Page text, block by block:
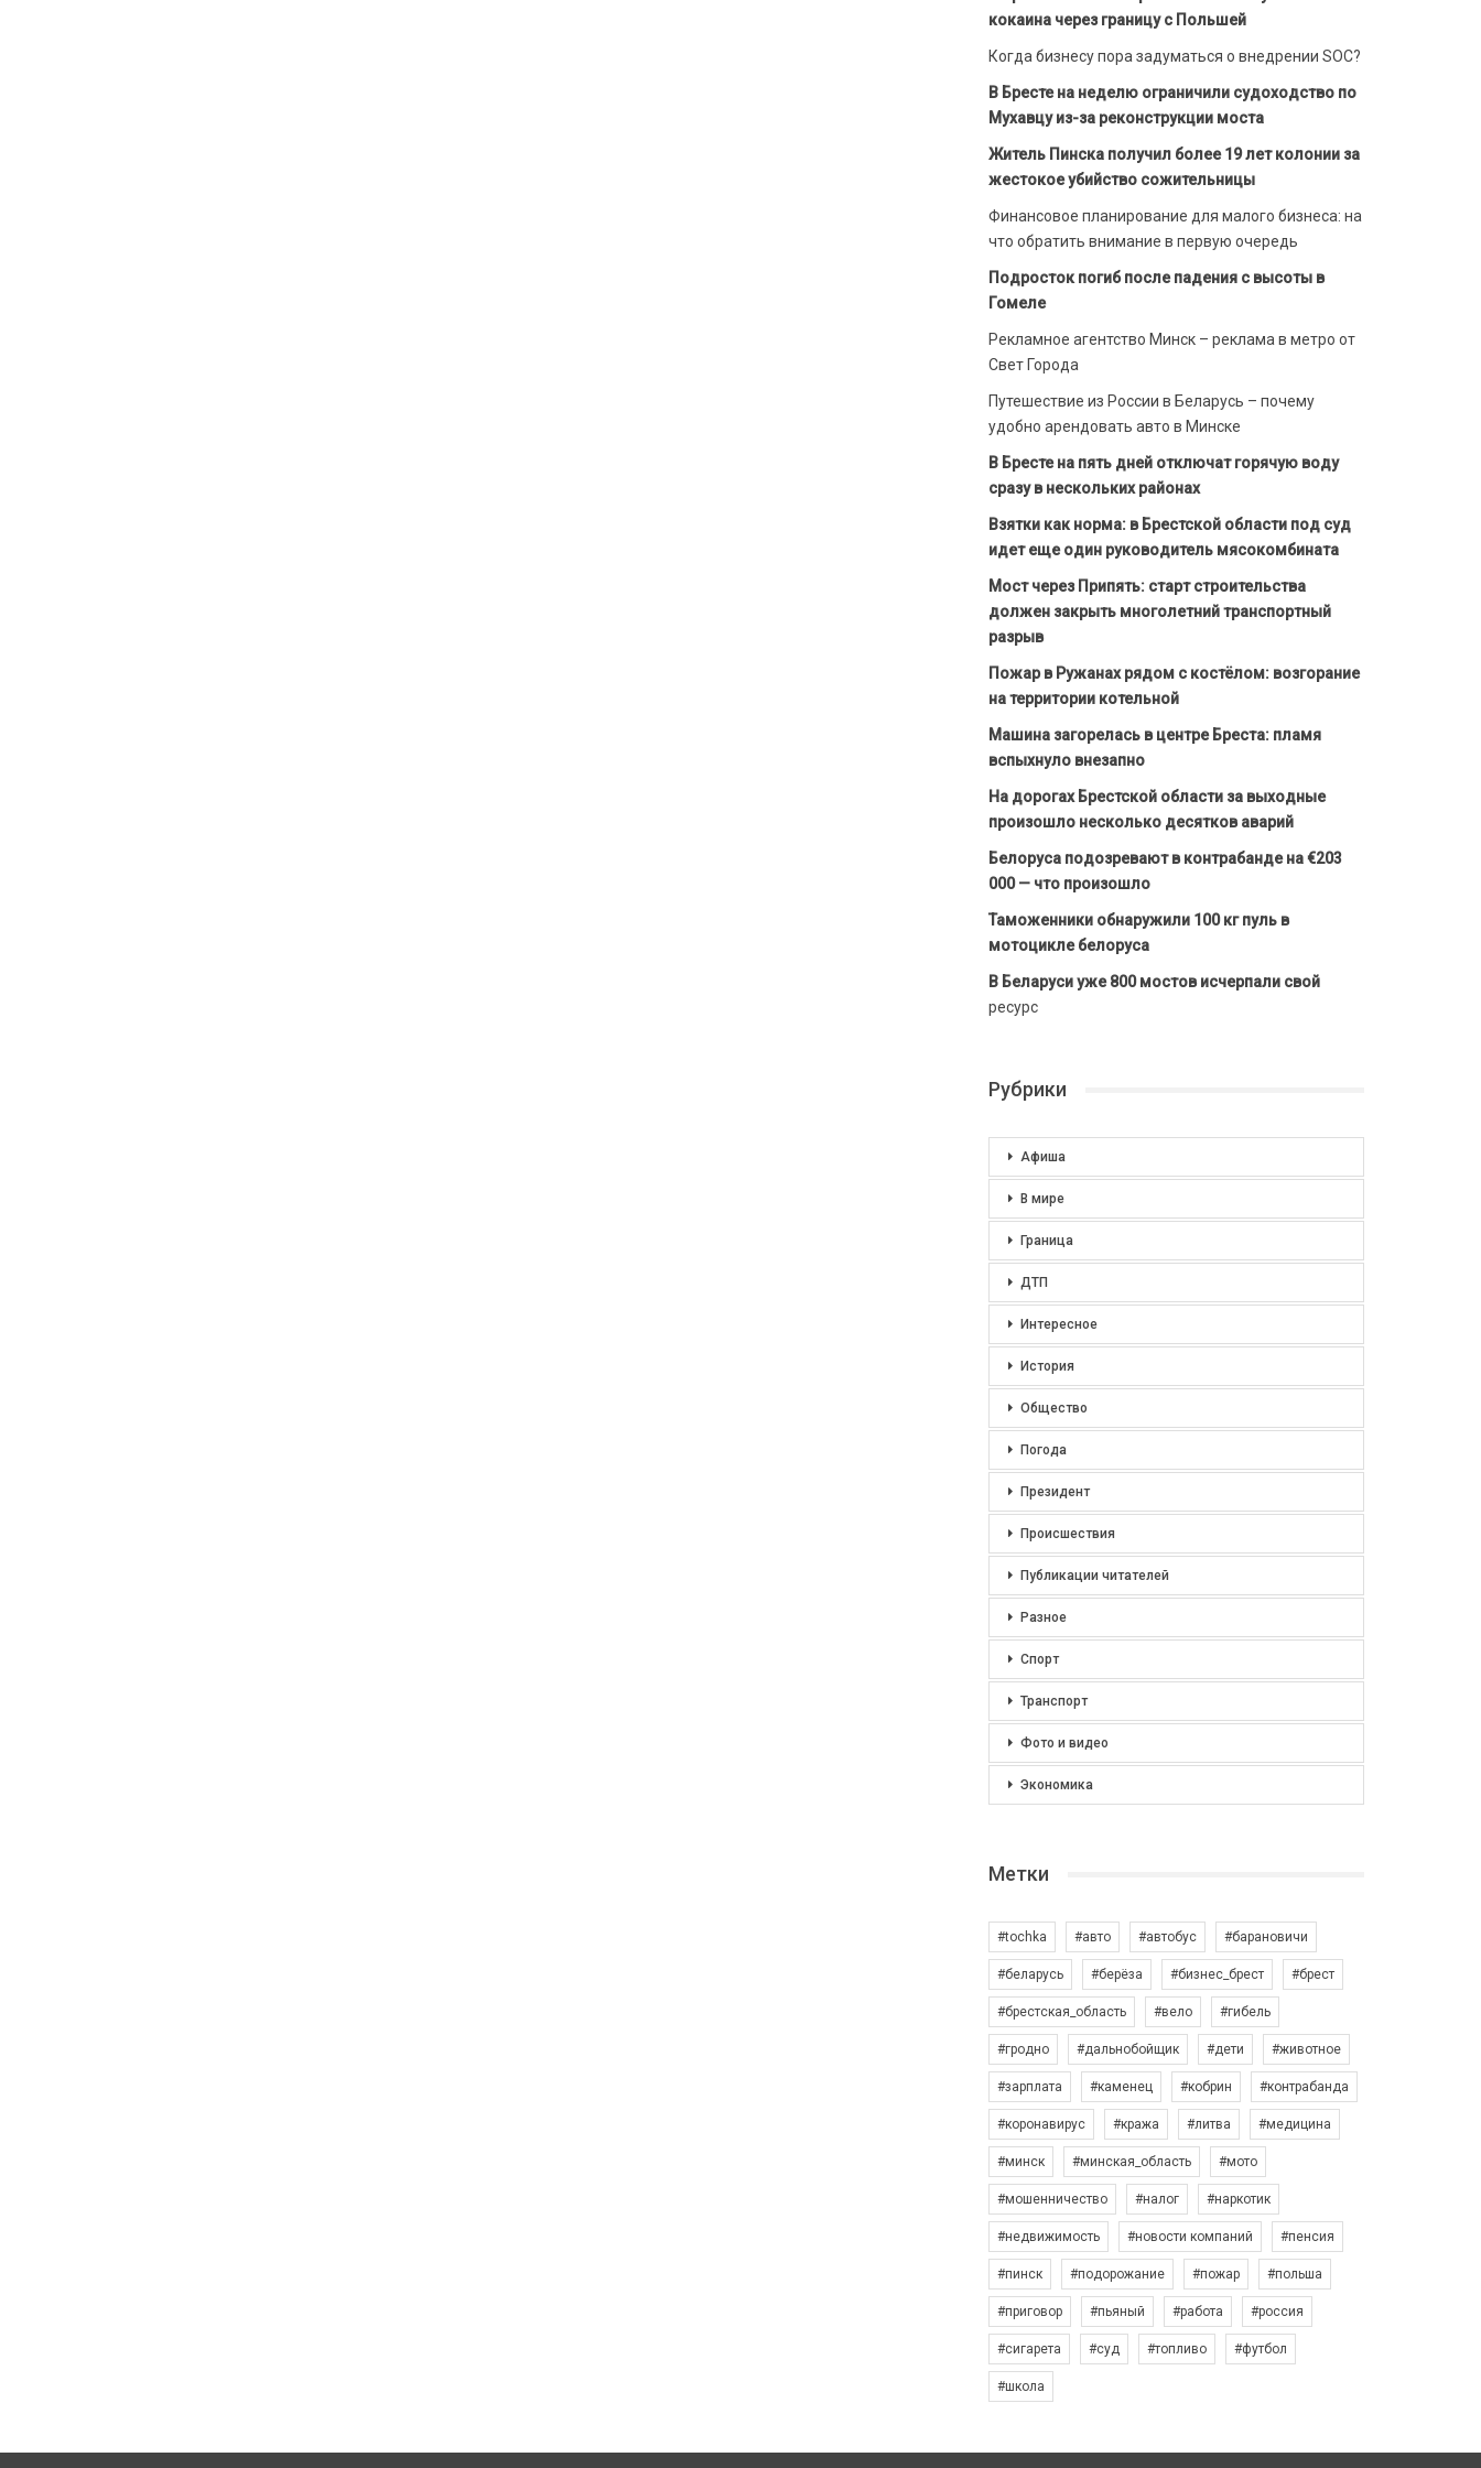
кокаина через границу с Польшей
Когда бизнесу пора задуматься о внедрении SOC?
В Бресте на неделю ограничили судоходство по
Мухавцу из-за реконструкции моста
Житель Пинска получил более 19 лет колонии за
жестокое убийство сожительницы
Финансовое планирование для малого бизнеса: на
что обратить внимание в первую очередь
Подросток погиб после падения с высоты в
Гомеле
Рекламное агентство Минск – реклама в метро от
Свет Города
Путешествие из России в Беларусь – почему
удобно арендовать авто в Минске
В Бресте на пять дней отключат горячую воду
сразу в нескольких районах
Взятки как норма: в Брестской области под суд
идет еще один руководитель мясокомбината
Мост через Припять: старт строительства
должен закрыть многолетний транспортный
разрыв
Пожар в Ружанах рядом с костёлом: возгорание
на территории котельной
Машина загорелась в центре Бреста: пламя
вспыхнуло внезапно
На дорогах Брестской области за выходные
произошло несколько десятков аварий
Белоруса подозревают в контрабанде на €203
000 — что произошло
Таможенники обнаружили 100 кг пуль в
мотоцикле белоруса
В Беларуси уже 800 мостов исчерпали свой
ресурс
Рубрики
Афиша
В мире
Граница
ДТП
Интересное
История
Общество
Погода
Президент
Происшествия
Публикации читателей
Разное
Спорт
Транспорт
Фото и видео
Экономика
Метки
#tochka #авто #автобус #барановичи
#беларусь #берёза #бизнес_брест #брест
#брестская_область #вело #гибель
#гродно #дальнобойщик #дети #животное
#зарплата #каменец #кобрин #контрабанда
#коронавирус #кража #литва #медицина
#минск #минская_область #мото
#мошенничество #налог #наркотик
#недвижимость #новости компаний #пенсия
#пинск #подорожание #пожар #польша
#приговор #пьяный #работа #россия
#сигарета #суд #топливо #футбол
#школа